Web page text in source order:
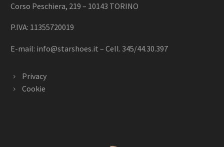
Corso Peschiera, 219 – 10143 TORINO
P.IVA: 11355720019
E-mail: info@starshoes.it – Cell. 345/44.30.397
Privacy
Cookie